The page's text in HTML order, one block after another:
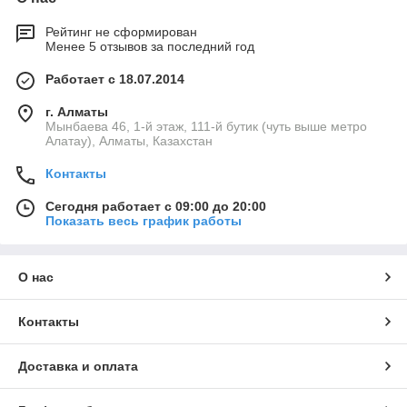
Рейтинг не сформирован
Менее 5 отзывов за последний год
Работает с 18.07.2014
г. Алматы
Мынбаева 46, 1-й этаж, 111-й бутик (чуть выше метро
Алатау), Алматы, Казахстан
Контакты
Сегодня работает с 09:00 до 20:00
Показать весь график работы
О нас
Контакты
Доставка и оплата